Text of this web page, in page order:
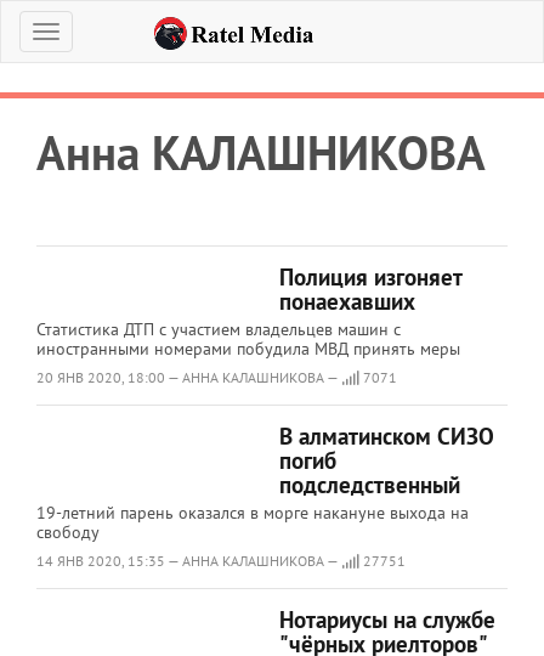
Меню
Анна КАЛАШНИКОВА
Полиция изгоняет
понаехавших
Статистика ДТП с участием владельцев машин с
иностранными номерами побудила МВД принять меры
20 ЯНВ 2020, 18:00 — АННА КАЛАШНИКОВА — 7071
В алматинском СИЗО
погиб
подследственный
19-летний парень оказался в морге накануне выхода на
свободу
14 ЯНВ 2020, 15:35 — АННА КАЛАШНИКОВА — 27751
Нотариусы на службе
"чёрных риелторов"